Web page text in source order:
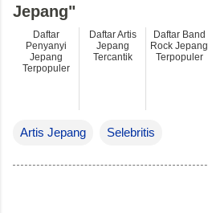
Artis Jepang Selebritis
Jepang"
Daftar
Penyanyi
Jepang
Terpopuler
Daftar Artis
Jepang
Tercantik
Daftar Band
Rock Jepang
Terpopuler